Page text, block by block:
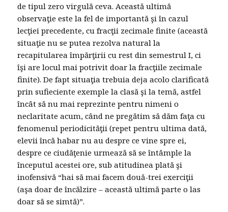
de tipul zero virgulă ceva. Această ultimă
observaţie este la fel de importantă şi în cazul
lecţiei precedente, cu fracţii zecimale finite (această
situaţie nu se putea rezolva natural la
recapitularea împărţirii cu rest din semestrul I, ci
îşi are locul mai potrivit doar la fracţiile zecimale
finite). De fapt situaţia trebuia deja acolo clarificată
prin sufieciente exemple la clasă şi la temă, astfel
încât să nu mai reprezinte pentru nimeni o
neclaritate acum, când ne pregătim să dăm faţa cu
fenomenul periodicităţii (repet pentru ultima dată,
elevii încă habar nu au despre ce vine spre ei,
despre ce ciudăţenie urmează să se întâmple la
începutul acestei ore, sub atitudinea plată şi
inofensivă “hai să mai facem două-trei exerciţii
(aşa doar de încălzire – această ultimă parte o las
doar să se simtă)”.